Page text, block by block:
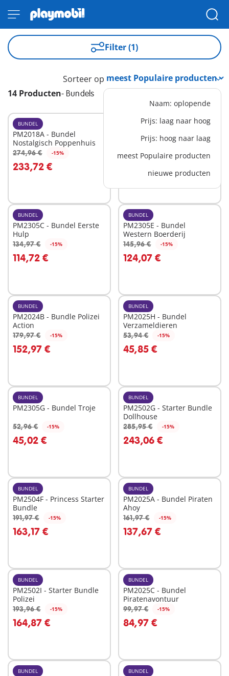
Filter (1)
14 Producten- Bundels
Sorteer op
Naam: oplopende
Prijs: laag naar hoog
Prijs: hoog naar laag
meest Populaire producten
nieuwe producten
BUNDEL
PM2018A - Bundel
Nostalgisch Poppenhuis
274,96 € -15%
233,72 €
In winkelwagen
BUNDEL
PM2305D - Bundel
Middeleeuwen sets
149,97 € -15%
127,47 €
In winkelwagen
BUNDEL
PM2305C - Bundel Eerste
Hulp
134,97 € -15%
114,72 €
In winkelwagen
BUNDEL
PM2305E - Bundel
Western Boerderij
145,96 € -15%
124,07 €
In winkelwagen
BUNDEL
PM2024B - Bundle Polizei
Action
179,97 € -15%
152,97 €
In winkelwagen
BUNDEL
PM2025H - Bundel
Verzameldieren
53,94 € -15%
45,85 €
In winkelwagen
BUNDEL
PM2305G - Bundel Troje
52,96 € -15%
45,02 €
BUNDEL
PM2502G - Starter Bundle
Dollhouse
285,95 € -15%
243,06 €
In winkelwagen
BUNDEL
PM2504F - Princess Starter
Bundle
191,97 € -15%
163,17 €
In winkelwagen
BUNDEL
PM2025A - Bundel Piraten
Ahoy
161,97 € -15%
137,67 €
In winkelwagen
BUNDEL
PM2502I - Starter Bundle
Polizei
193,96 € -15%
164,87 €
In winkelwagen
BUNDEL
PM2025C - Bundel
Piratenavontuur
99,97 € -15%
84,97 €
In winkelwagen
BUNDEL BUNDEL